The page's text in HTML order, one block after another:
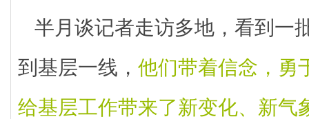
半月谈记者走访多地，看到一
到基层一线， 他们带着信念，勇
给基层工作带来了新变化、新气